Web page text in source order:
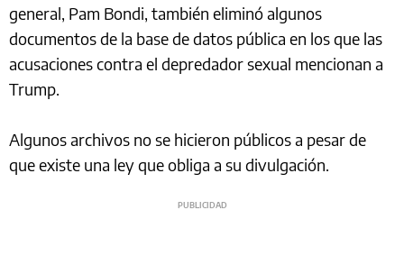
general, Pam Bondi, también eliminó algunos
documentos de la base de datos pública en los que las
acusaciones contra el depredador sexual mencionan a
Trump.
Algunos archivos no se hicieron públicos a pesar de
que existe una ley que obliga a su divulgación.